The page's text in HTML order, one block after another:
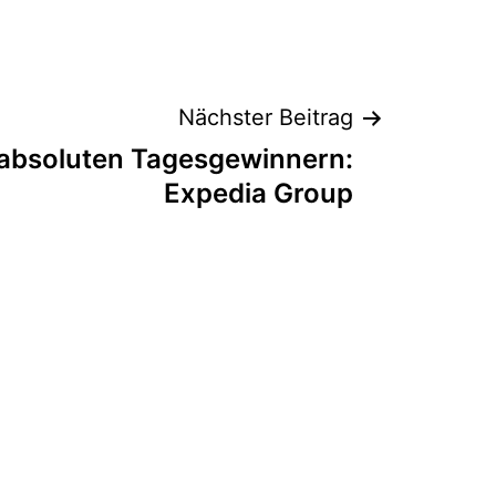
Nächster Beitrag
Tagesgewinnern:
Expedia Group